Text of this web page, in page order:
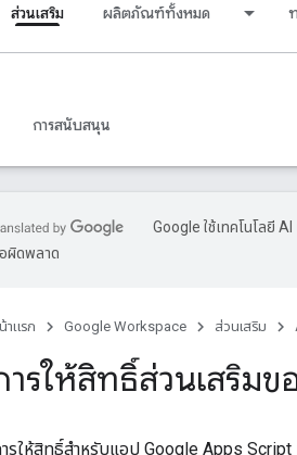
ส่วนเสริม ผลิตภัณฑ์ทั้งหมด
การสนับสนุน
Google ใช้เทคโนโลยี
ผิดพลาด
าแรก Google Workspace ส่วนเสริม
ารให้สิทธิ์ส่วนเสริมข
รให้สิทธิ์สำหรับแอป Google Apps